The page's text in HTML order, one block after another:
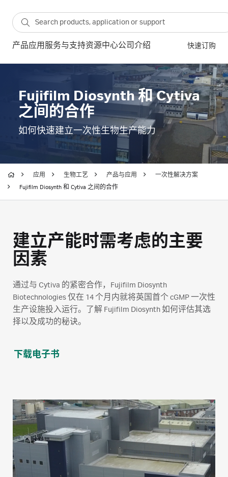
产品应用 服务与支持资源中心公司介绍 快速订购
Fujifilm Diosynth 和 Cytiva
之间的合作
如何快速建立一次性生物生产能力
应用 生物工艺 产品与应用
一次性解决方案
Fujifilm Diosynth 和 Cytiva 之间的合作
建立产能时需考虑的主要
因素
通过与 Cytiva 的紧密合作，Fujifilm Diosynth
Biotechnologies 仅在 14 个月内就将英国首个 cGMP 一次性
生产设施投入运行。了解 Fujifilm Diosynth 如何评估其选
择以及成功的秘诀。
下载电子书